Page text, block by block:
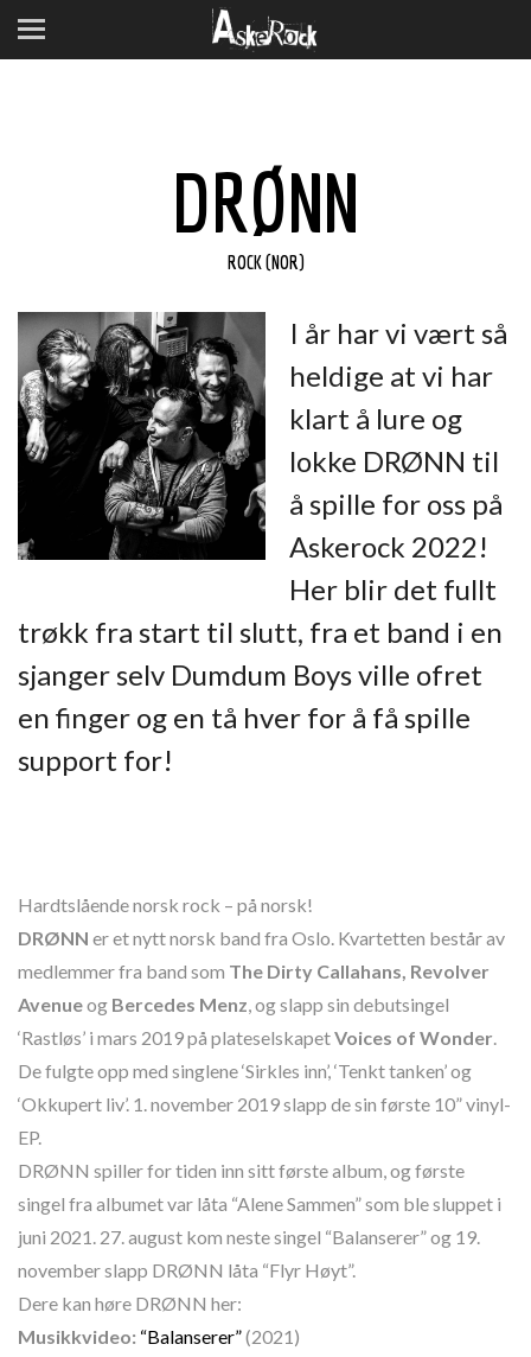
DRØNN
ROCK (NOR)
I år har vi vært så
heldige at vi har
klart å lure og
lokke DRØNN til
å spille for oss på
Askerock 2022!
Her blir det fullt
trøkk fra start til slutt, fra et band i en
sjanger selv Dumdum Boys ville ofret
en finger og en tå hver for å få spille
support for!
Hardtslående norsk rock – på norsk!
DRØNN er et nytt norsk band fra Oslo. Kvartetten består av
medlemmer fra band som The Dirty Callahans, Revolver
Avenueog Bercedes Menz, og slapp sin debutsingel
‘Rastløs’ i mars 2019 på plateselskapetVoices of Wonder.
De fulgte opp med singlene ‘Sirkles inn’, ‘Tenkt tanken’ og
‘Okkupert liv’. 1. november 2019 slapp de sin første 10” vinyl-
EP.
DRØNN spiller for tiden inn sitt første album, og første
singel fra albumet var låta “Alene Sammen” som ble sluppet i
juni 2021. 27. august kom neste singel “Balanserer” og 19.
november slapp DRØNN låta “Flyr Høyt”.
Dere kan høre DRØNN her:
Musikkvideo: “Balanserer”(2021)